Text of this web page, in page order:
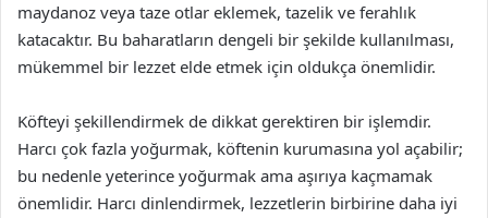
maydanoz veya taze otlar eklemek, tazelik ve ferahlık
katacaktır. Bu baharatların dengeli bir şekilde kullanılması,
mükemmel bir lezzet elde etmek için oldukça önemlidir.
Köfteyi şekillendirmek de dikkat gerektiren bir işlemdir.
Harcı çok fazla yoğurmak, köftenin kurumasına yol açabilir;
bu nedenle yeterince yoğurmak ama aşırıya kaçmamak
önemlidir. Harcı dinlendirmek, lezzetlerin birbirine daha iyi